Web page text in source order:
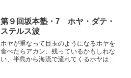
合わせた、空中に浮いた、伊勢神宮、隠
している、深夜の儀式...
第９回坂本塾・7 ホヤ・ダテ・
ステルス波
ホヤが重なって目玉のようになるホヤを
食べたらアカン、残っているかもしれな
い、半島から海流で流れてくるホヤは積